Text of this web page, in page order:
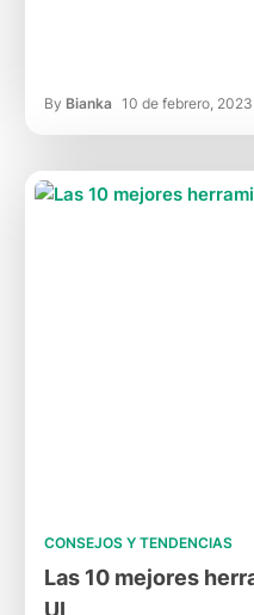
By Bianka 10 de febrero, 2023
CONSEJOS Y TENDENCIAS
Las 10 mejores
UI